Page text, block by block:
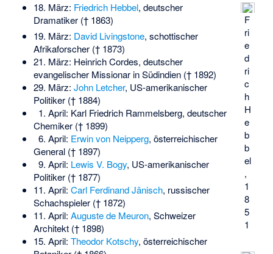
F
ri
e
d
ri
c
h
H
e
b
b
el
,
1
8
5
1
18. März: Friedrich Hebbel, deutscher
Dramatiker († 1863)
19. März: David Livingstone, schottischer
Afrikaforscher († 1873)
21. März: Heinrich Cordes, deutscher
evangelischer Missionar in Südindien († 1892)
29. März: John Letcher, US-amerikanischer
Politiker († 1884)
1. April: Karl Friedrich Rammelsberg, deutscher
Chemiker († 1899)
6. April: Erwin von Neipperg, österreichischer
General († 1897)
9. April: Lewis V. Bogy, US-amerikanischer
Politiker († 1877)
11. April: Carl Ferdinand Jänisch, russischer
Schachspieler († 1872)
11. April: Auguste de Meuron, Schweizer
Architekt († 1898)
15. April: Theodor Kotschy, österreichischer